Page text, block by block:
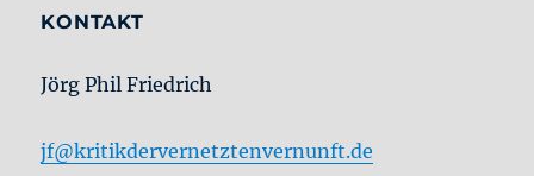
KONTAKT
Jörg Phil Friedrich
jf@kritikdervernetztenvernunft.de